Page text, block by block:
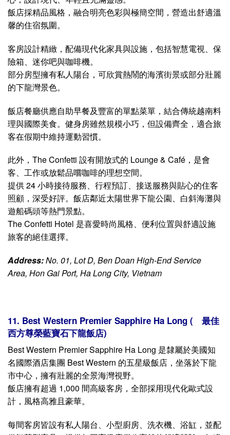
飯店設有 140 多間客房與套房，配備中央空調、平面電
視、迷你吧、保險箱與採光良好的大窗戶等現代化設施。部
美景的理想選擇。
飯店提供多項優質設施，包括頂樓無邊際泳池、現代健身房
與舒適的水療中心。
頂樓的 Sky Bar 是欣賞夕陽與品味雞尾酒的最佳場所，氣氛
熱鬧又放鬆。
適合舉辦商務會議與專業活動。
地理位置優越，方便前往白斜大橋、下龍太陽世界遊樂園與
夜市等熱門景點。
Paddington Hotel Halong Bayview 是您在下龍灣享受度
假、商務出行或浪漫蜜月的理想之選。
Halong City, Quang Ninh Province, Viet Nam